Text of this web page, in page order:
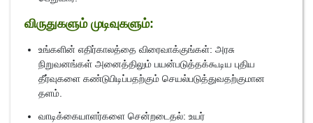
விருதுகளும் முடிவுகளும்:
உங்களின் எதிர்காலத்தை விரைவாக்குங்கள்: அரசு
நிறுவனங்கள் அனைத்திலும் பயன்படுத்தக்கூடிய புதிய
தீர்வுகளை கண்டுபிடிப்பதற்கும் செயல்படுத்துவதற்குமான
தளம்.
வாடிக்கையாளர்களை சென்றடைதல்: உயர்